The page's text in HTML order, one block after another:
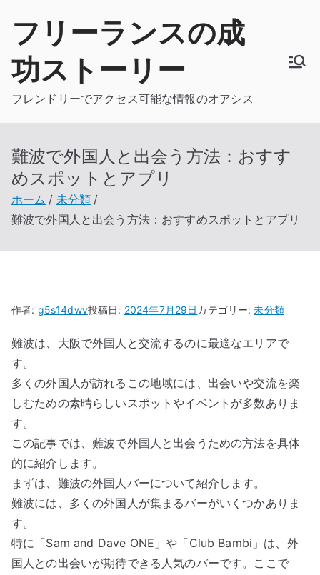
フリーランスの成
功ストーリー
フレンドリーでアクセス可能な情報のオアシス
難波で外国人と出会う方法：おすす
めスポットとアプリ
ホーム
未分類
難波で外国人と出会う方法：おすすめスポットとアプリ
作者: g5s14dwv投稿日: 2024年7月29日カテゴリー:未分類
難波は、大阪で外国人と交流するのに最適なエリアで
す。
多くの外国人が訪れるこの地域には、出会いや交流を楽
しむための素晴らしいスポットやイベントが多数ありま
す。
この記事では、難波で外国人と出会うための方法を具体
的に紹介します。
まずは、難波の外国人バーについて紹介します。
難波には、多くの外国人が集まるバーがいくつかありま
す。
特に「Sam and Dave ONE」や「Club Bambi」は、外
国人との出会いが期待できる人気のバーです。ここで